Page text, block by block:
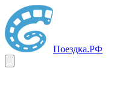
Поездка.РФ